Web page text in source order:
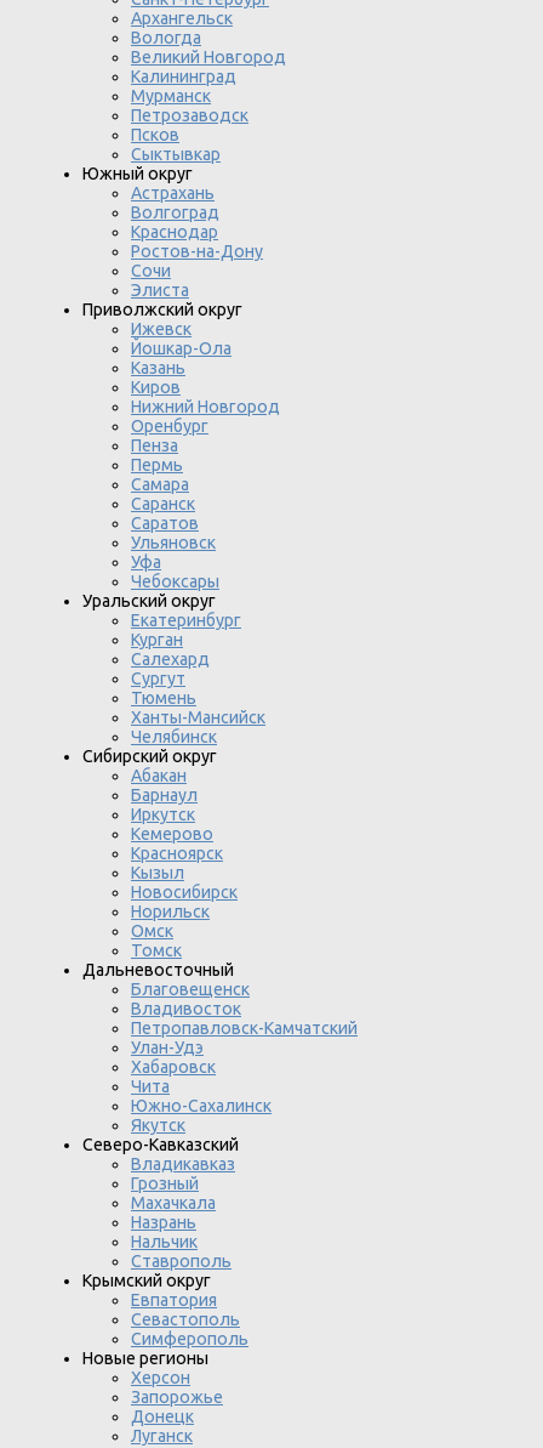
Архангельск
Вологда
Великий Новгород
Калининград
Мурманск
Петрозаводск
Псков
Сыктывкар
Южный округ
Астрахань
Волгоград
Краснодар
Ростов-на-Дону
Сочи
Элиста
Приволжский округ
Ижевск
Йошкар-Ола
Казань
Киров
Нижний Новгород
Оренбург
Пенза
Пермь
Самара
Саранск
Саратов
Ульяновск
Уфа
Чебоксары
Уральский округ
Екатеринбург
Курган
Салехард
Сургут
Тюмень
Ханты-Мансийск
Челябинск
Сибирский округ
Абакан
Барнаул
Иркутск
Кемерово
Красноярск
Кызыл
Новосибирск
Норильск
Омск
Томск
Дальневосточный
Благовещенск
Владивосток
Петропавловск-Камчатский
Улан-Удэ
Хабаровск
Чита
Южно-Сахалинск
Якутск
Северо-Кавказский
Владикавказ
Грозный
Махачкала
Назрань
Нальчик
Ставрополь
Крымский округ
Евпатория
Севастополь
Симферополь
Новые регионы
Херсон
Запорожье
Донецк
Луганск